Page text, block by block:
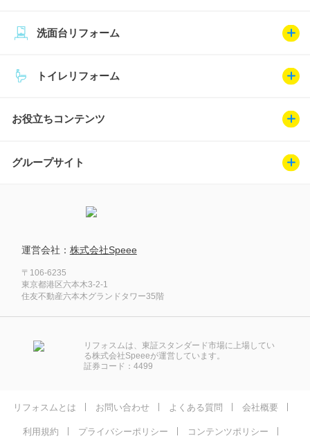
トイレリフォーム
洗面台リフォーム
お役立ちコンテンツ
グループサイト
運営会社： 株式会社Speee
〒106-6235
東京都港区六本木3-2-1
住友不動産六本木グランドタワー35階
リフォスムは、東証スタンダード市場に上場してい
る株式会社Speeeが運営しています。
証券コード：4499
リフォスムとは お問い合わせ よくある質問 会社概要
利用規約 プライバシーポリシー コンテンツポリシー